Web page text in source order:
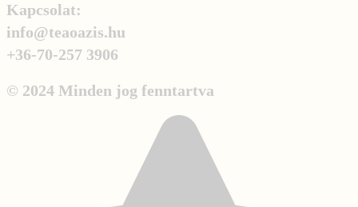
Kapcsolat:
info@teaoazis.hu
+36-70-257 3906
© 2024 Minden jog fenntartva